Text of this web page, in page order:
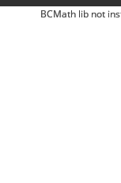
BCMath lib not